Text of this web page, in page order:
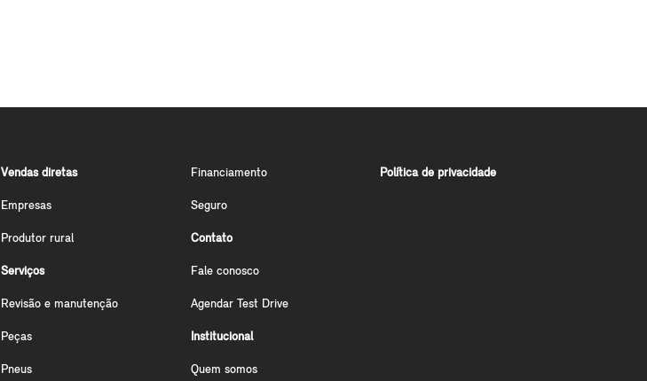
Vendas diretas
Empresas
Produtor rural
Serviços
Revisão e manutenção
Peças
Pneus
Financiamento
Seguro
Contato
Fale conosco
Agendar Test Drive
Institucional
Quem somos
Política de privacidade